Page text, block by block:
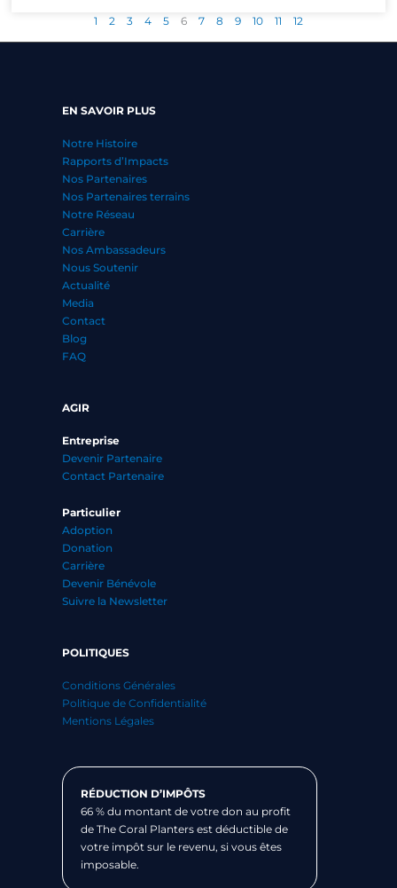
1 2 3 4 5 6 7 8 9 10 11 12
EN SAVOIR PLUS
Notre Histoire
Rapports d’Impacts
Nos Partenaires
Nos Partenaires terrains
Notre Réseau
Carrière
Nos Ambassadeurs
Nous Soutenir
Actualité
Media
Contact
Blog
FAQ
AGIR
Entreprise
Devenir Partenaire
Contact Partenaire
Particulier
Adoption
Donation
Carrière
Devenir Bénévole
Suivre la Newsletter
POLITIQUES
Conditions Générales
Politique de Confidentialité
Mentions Légales
RÉDUCTION D’IMPÔTS
66 % du montant de votre don au profit
de The Coral Planters est déductible de
votre impôt sur le revenu, si vous êtes
imposable.